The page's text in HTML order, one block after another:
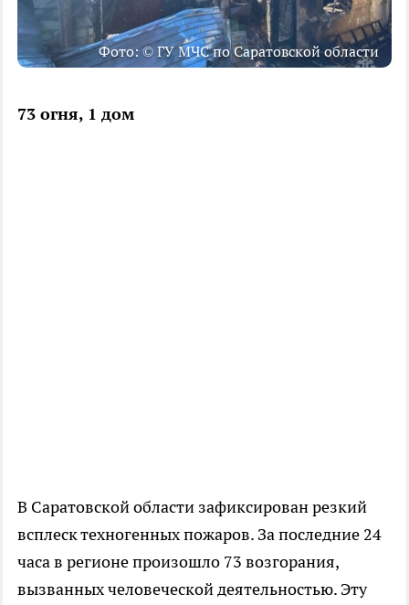
Фото: © ГУ МЧС по Саратовской области
73 огня, 1 дом
В Саратовской области зафиксирован резкий
всплеск техногенных пожаров. За последние 24
часа в регионе произошло 73 возгорания,
вызванных человеческой деятельностью. Эту